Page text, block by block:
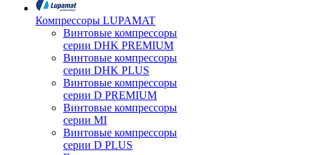
Компрессоры LUPAMAT
Винтовые компрессоры
серии DHK PREMIUM
Винтовые компрессоры
серии DHK PLUS
Винтовые компрессоры
серии D PREMIUM
Винтовые компрессоры
серии MI
Винтовые компрессоры
серии D PLUS